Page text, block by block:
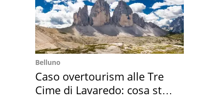
Belluno
Caso overtourism alle Tre
Cime di Lavaredo: cosa sta